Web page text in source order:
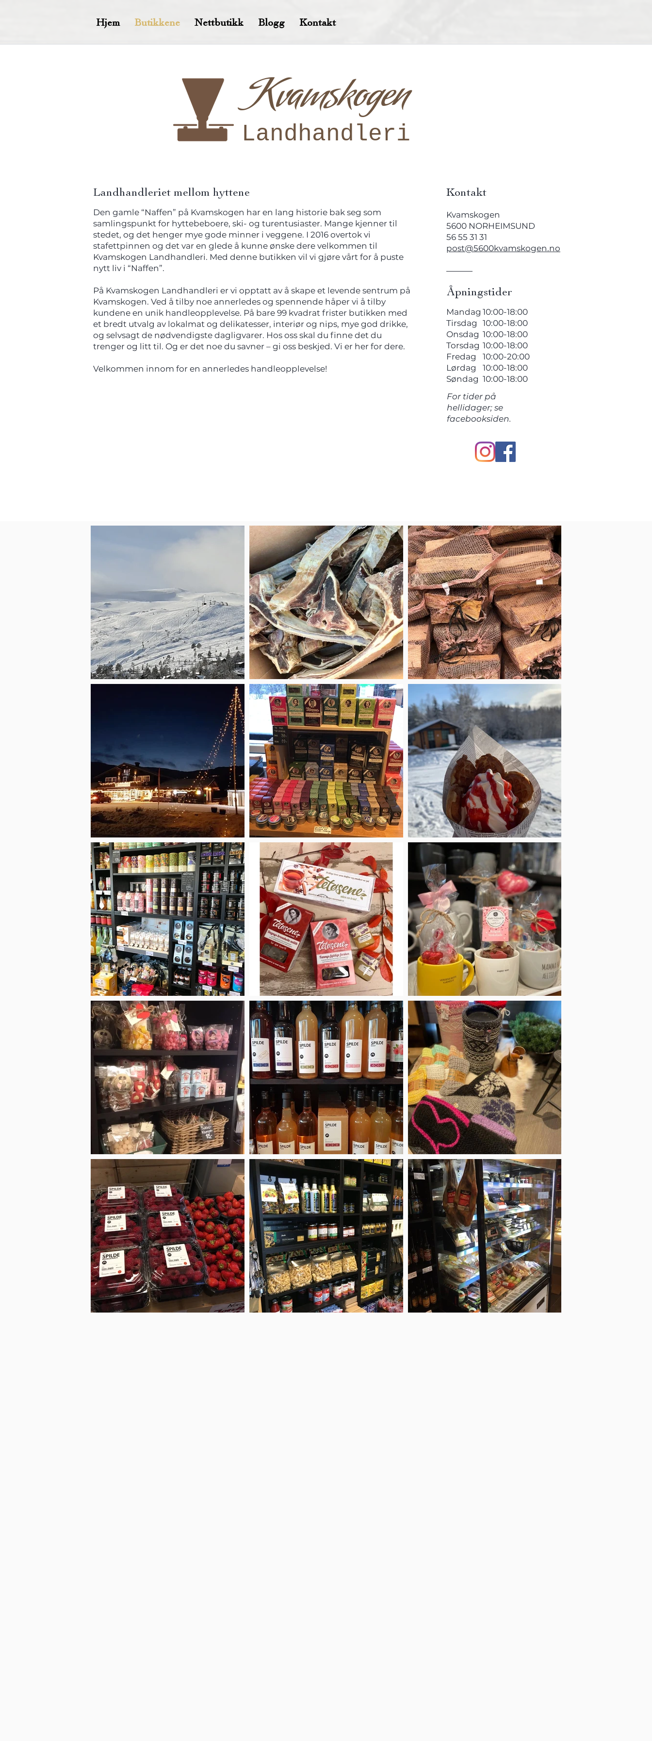
Hjem Butikkene Nettbutikk Blogg Kontakt
Kvamskogen
Kvamskogen
Landhandleri
Landhandleriet mellom hyttene
Den gamle “Naffen” på Kvamskogen har en lang historie bak seg som
samlingspunkt for hyttebeboere, ski- og turentusiaster. Mange kjenner til
stedet, og det henger mye gode minner i veggene. I 2016 overtok vi
stafettpinnen og det var en glede å kunne ønske dere velkommen til
Kvamskogen Landhandleri. Med denne butikken vil vi gjøre vårt for å puste
nytt liv i “Naffen”.
På Kvamskogen Landhandleri er vi opptatt av å skape et levende sentrum på
Kvamskogen. Ved å tilby noe annerledes og spennende håper vi å tilby
kundene en unik handleopplevelse. På bare 99 kvadrat frister butikken med
et bredt utvalg av lokalmat og delikatesser, interiør og nips, mye god drikke,
og selvsagt de nødvendigste dagligvarer. Hos oss skal du finne det du
trenger og litt til. Og er det noe du savner – gi oss beskjed. Vi er her for dere.
Velkommen innom for en annerledes handleopplevelse!
Kontakt
Kvamskogen
5600 NORHEIMSUND
56 55 31 31
post@5600kvamskogen.no
Åpningstider
Mandag
Tirsdag
Onsdag
Torsdag
Fredag
Lørdag
Søndag
10:00-18:00
10:00-18:00
10:00-18:00
10:00-18:00
10:00-20:00
10:00-18:00
10:00-18:00
For tider på
hellidager; se
facebooksiden.